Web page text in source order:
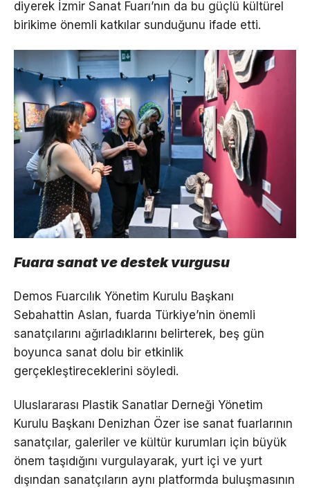
diyerek İzmir Sanat Fuarı’nın da bu güçlü kültürel
birikime önemli katkılar sunduğunu ifade etti.
Fuara sanat ve destek vurgusu
Demos Fuarcılık Yönetim Kurulu Başkanı
Sebahattin Aslan, fuarda Türkiye’nin önemli
sanatçılarını ağırladıklarını belirterek, beş gün
boyunca sanat dolu bir etkinlik
gerçekleştireceklerini söyledi.
Uluslararası Plastik Sanatlar Derneği Yönetim
Kurulu Başkanı Denizhan Özer ise sanat fuarlarının
sanatçılar, galeriler ve kültür kurumları için büyük
önem taşıdığını vurgulayarak, yurt içi ve yurt
dışından sanatçıların aynı platformda buluşmasının